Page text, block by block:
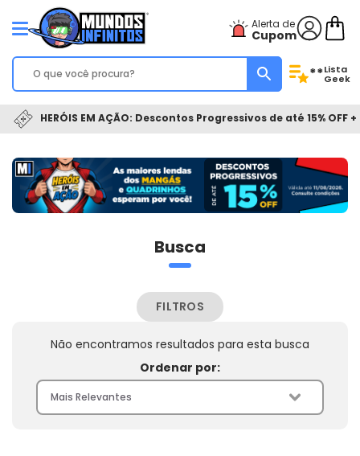
Alerta de
Cupom
**Lista
Geek
HERÓIS EM AÇÃO: Descontos Progressivos de até 15% OFF
Busca
FILTROS
Não encontramos resultados para esta busca
Ordenar por: